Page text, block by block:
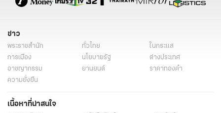
ข่าว
พระราชสำนัก ทั่วไทย
ในกระแส
การเมือง
นโยบายรัฐ
ต่างประเทศ
อาชญากรรม
ยานยนต์
ราคาทองคำ
ความยั่งยืน
เนื้อหาที่น่าสนใจ